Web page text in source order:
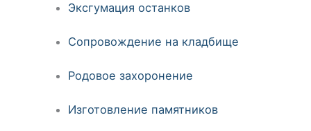
Эксгумация останков
Сопровождение на кладбище
Родовое захоронение
Изготовление памятников